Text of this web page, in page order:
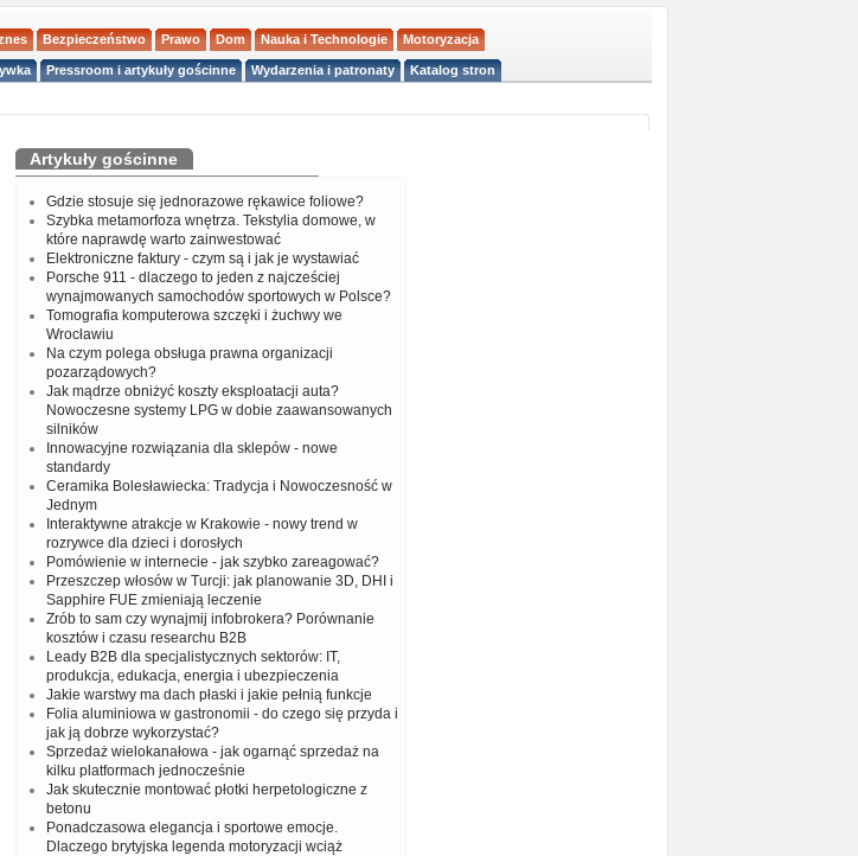
Bezpieczeństwo Prawo Dom Nauka i Technologie Motoryzacja
Pressroom i artykuły gościnne Wydarzenia i patronaty Katalog stron
Artykuły gościnne
Gdzie stosuje się jednorazowe rękawice foliowe?
Szybka metamorfoza wnętrza. Tekstylia domowe, w
które naprawdę warto zainwestować
Elektroniczne faktury - czym są i jak je wystawiać
Porsche 911 - dlaczego to jeden z najcześciej
wynajmowanych samochodów sportowych w Polsce?
Tomografia komputerowa szczęki i żuchwy we
Wrocławiu
Na czym polega obsługa prawna organizacji
pozarządowych?
Jak mądrze obniżyć koszty eksploatacji auta?
Nowoczesne systemy LPG w dobie zaawansowanych
silników
Innowacyjne rozwiązania dla sklepów - nowe
standardy
Ceramika Bolesławiecka: Tradycja i Nowoczesność w
Jednym
Interaktywne atrakcje w Krakowie - nowy trend w
rozrywce dla dzieci i dorosłych
Pomówienie w internecie - jak szybko zareagować?
Przeszczep włosów w Turcji: jak planowanie 3D, DHI i
Sapphire FUE zmieniają leczenie
Zrób to sam czy wynajmij infobrokera? Porównanie
kosztów i czasu researchu B2B
Leady B2B dla specjalistycznych sektorów: IT,
produkcja, edukacja, energia i ubezpieczenia
Jakie warstwy ma dach płaski i jakie pełnią funkcje
Folia aluminiowa w gastronomii - do czego się przyda i
jak ją dobrze wykorzystać?
Sprzedaż wielokanałowa - jak ogarnąć sprzedaż na
kilku platformach jednocześnie
Jak skutecznie montować płotki herpetologiczne z
betonu
Ponadczasowa elegancja i sportowe emocje.
Dlaczego brytyjska legenda motoryzacji wciąż